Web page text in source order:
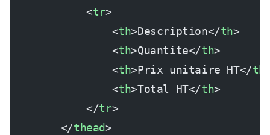
            <
tr>
                <
th>Description</th>
                <
th>Quantite</th>
                <
th>Prix unitaire HT</th
                <
th>Total HT</th>
            </
tr>
        </
thead>